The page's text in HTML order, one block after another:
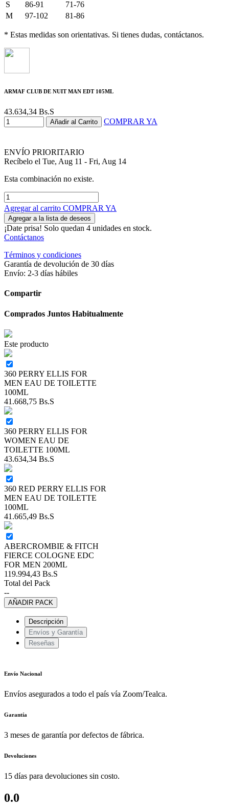
S 86-91
71-76
M
97-102 81-86
* Estas medidas son orientativas. Si tienes dudas, contáctanos.
ARMAF CLUB DE NUIT MAN EDT 105ML
43.634,34 Bs.S
Añadir al Carrito COMPRAR YA
ENVÍO PRIORITARIO
Recíbelo el Tue, Aug 11 - Fri, Aug 14
Esta combinación no existe.
Agregar al carrito COMPRAR YA
Agregar a la lista de deseos
¡Date prisa! Solo quedan 4 unidades en stock.
Contáctanos
Términos y condiciones
Garantía de devolución de 30 días
Envío: 2-3 días hábiles
Compartir
Comprados Juntos Habitualmente
Este producto
360 PERRY ELLIS FOR
MEN EAU DE TOILETTE
100ML
41.668,75 Bs.S
360 PERRY ELLIS FOR
WOMEN EAU DE
TOILETTE 100ML
43.634,34 Bs.S
360 RED PERRY ELLIS FOR
MEN EAU DE TOILETTE
100ML
41.665,49 Bs.S
ABERCROMBIE & FITCH
FIERCE COLOGNE EDC
FOR MEN 200ML
119.994,43 Bs.S
Total del Pack
--
AÑADIR PACK
Descripción
Envíos y Garantía
Reseñas
Envío Nacional
Envíos asegurados a todo el país vía Zoom/Tealca.
Garantía
3 meses de garantía por defectos de fábrica.
Devoluciones
15 días para devoluciones sin costo.
0.0